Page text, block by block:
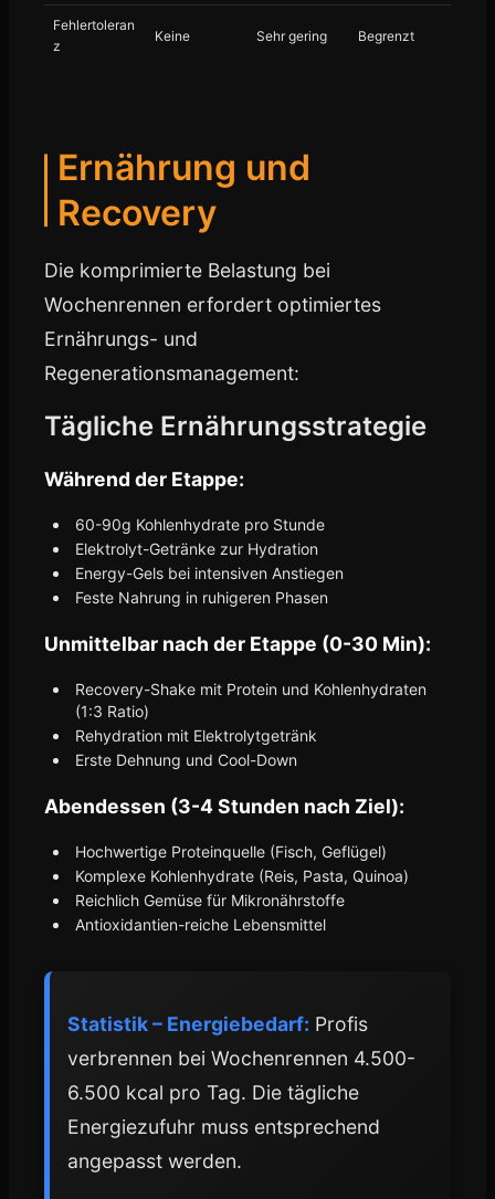
Fehlertoleran
z
Keine Sehr gering Begrenzt
Ernährung und
Recovery
Die komprimierte Belastung bei
Wochenrennen erfordert optimiertes
Ernährungs- und
Regenerationsmanagement:
Tägliche Ernährungsstrategie
Während der Etappe:
60-90g Kohlenhydrate pro Stunde
Elektrolyt-Getränke zur Hydration
Energy-Gels bei intensiven Anstiegen
Feste Nahrung in ruhigeren Phasen
Unmittelbar nach der Etappe (0-30 Min):
Recovery-Shake mit Protein und Kohlenhydraten
(1:3 Ratio)
Rehydration mit Elektrolytgetränk
Erste Dehnung und Cool-Down
Abendessen (3-4 Stunden nach Ziel):
Hochwertige Proteinquelle (Fisch, Geflügel)
Komplexe Kohlenhydrate (Reis, Pasta, Quinoa)
Reichlich Gemüse für Mikronährstoffe
Antioxidantien-reiche Lebensmittel
Statistik – Energiebedarf: Profis
verbrennen bei Wochenrennen 4.500-
6.500 kcal pro Tag. Die tägliche
Energiezufuhr muss entsprechend
angepasst werden.